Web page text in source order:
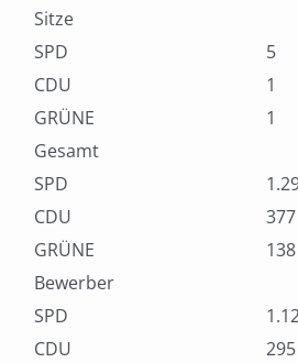
Sitze
SPD
5
CDU
1
GRÜNE
1
Gesamt
SPD
CDU
377
GRÜNE
138
Bewerber
SPD
CDU
295